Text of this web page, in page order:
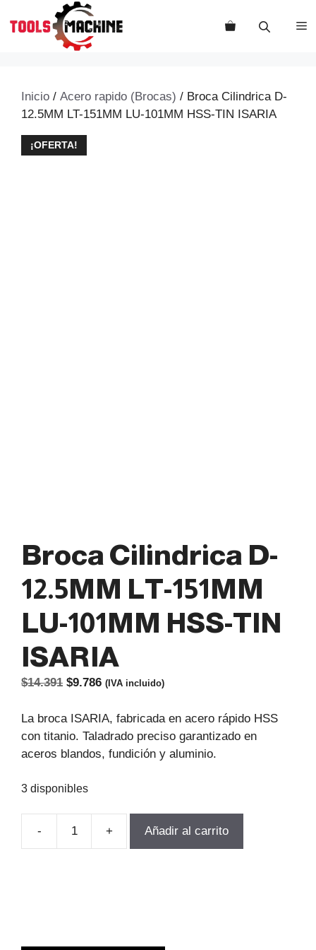
Inicio / Acero rapido (Brocas) / Broca Cilindrica D-
12.5MM LT-151MM LU-101MM HSS-TIN ISARIA
¡OFERTA!
Broca Cilindrica D-
12.5MM LT-151MM
LU-101MM HSS-TIN
ISARIA
$14.391 El
original
era:
$14.391.
$9.786El
actual
es:
$9.786.
(IVA incluido)
La broca ISARIA, fabricada en acero rápido HSS
con titanio. Taladrado preciso garantizado en
aceros blandos, fundición y aluminio.
3 disponibles
-
Broca
LU-
+ Añadir al carrito